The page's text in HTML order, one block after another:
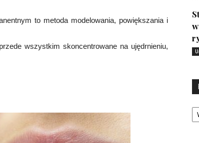
to metoda modelowania, powiększania i
wszystkim skoncentrowane na ujędrnieniu,